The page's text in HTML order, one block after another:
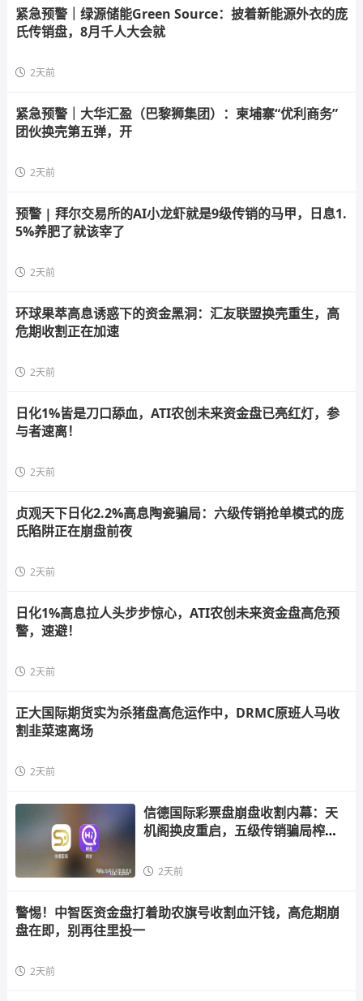
紧急预警｜绿源储能Green Source：披着新能源外衣的庞
氏传销盘，8月千人大会就
2天前
紧急预警｜大华汇盈（巴黎狮集团）：柬埔寨“优利商务”
团伙换壳第五弹，开
2天前
预警 | 拜尔交易所的AI小龙虾就是9级传销的马甲，日息1.
5%养肥了就该宰了
2天前
环球果萃高息诱惑下的资金黑洞：汇友联盟换壳重生，高
危期收割正在加速
2天前
日化1%皆是刀口舔血，ATI农创未来资金盘已亮红灯，参
与者速离！
2天前
贞观天下日化2.2%高息陶瓷骗局：六级传销抢单模式的庞
氏陷阱正在崩盘前夜
2天前
日化1%高息拉人头步步惊心，ATI农创未来资金盘高危预
警，速避！
2天前
正大国际期货实为杀猪盘高危运作中，DRMC原班人马收
割韭菜速离场
2天前
信德国际彩票盘崩盘收割内幕：天
机阁换皮重启，五级传销骗局榨干
2天前
警惕！中智医资金盘打着助农旗号收割血汗钱，高危期崩
盘在即，别再往里投一
2天前